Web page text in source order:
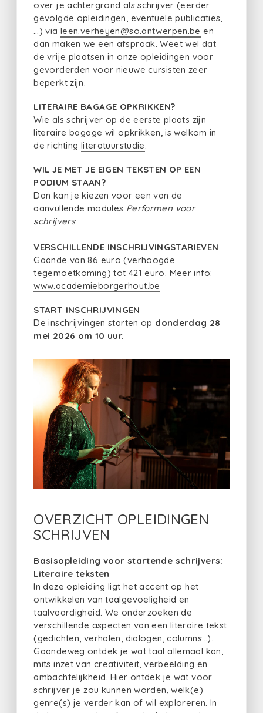
over je achtergrond als schrijver (eerder
gevolgde opleidingen, eventuele publicaties,
…) via leen.verheyen@so.antwerpen.be en
dan maken we een afspraak. Weet wel dat
de vrije plaatsen in onze opleidingen voor
gevorderden voor nieuwe cursisten zeer
beperkt zijn.
LITERAIRE BAGAGE OPKRIKKEN?
Wie als schrijver op de eerste plaats zijn
literaire bagage wil opkrikken, is welkom in
de richting literatuurstudie.
WIL JE MET JE EIGEN TEKSTEN OP EEN
PODIUM STAAN?
Dan kan je kiezen voor een van de
aanvullende modules Performen voor
schrijvers.
VERSCHILLENDE INSCHRIJVINGSTARIEVEN
Gaande van 86 euro (verhoogde
tegemoetkoming) tot 421 euro. Meer info:
www.academieborgerhout.be
START INSCHRIJVINGEN
De inschrijvingen starten op donderdag 28
mei 2026 om 10 uur.
OVERZICHT OPLEIDINGEN
SCHRIJVEN
Basisopleiding voor startende schrijvers:
Literaire teksten
In deze opleiding ligt het accent op het
ontwikkelen van taalgevoeligheid en
taalvaardigheid. We onderzoeken de
verschillende aspecten van een literaire tekst
(gedichten, verhalen, dialogen, columns…).
Gaandeweg ontdek je wat taal allemaal kan,
mits inzet van creativiteit, verbeelding en
ambachtelijkheid. Hier ontdek je wat voor
schrijver je zou kunnen worden, welk(e)
genre(s) je verder kan of wil exploreren. In